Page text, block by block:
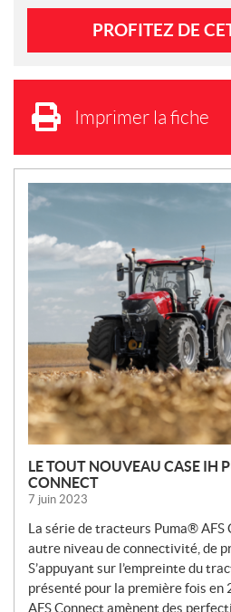
Imprimer la fiche
N
O
U
V
E
L
E
LE TOUT NOUVEAU CASE IH
CONNECT
7 juin 2023
La série de tracteurs Puma®
autre niveau de connectivité, de
S’appuyant sur l’empreinte du
présenté pour la première fois en
AFS Connect amènent des